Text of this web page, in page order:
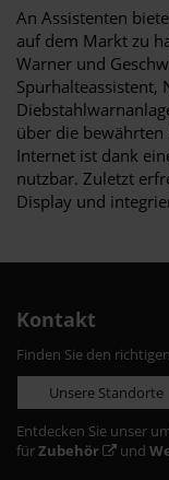
An Assistenten
auf dem Markt zu
Warner und
Spurhalteassistent,
über die
Internet ist dank
nutzbar. Zuletzt
Display und
Kontakt
Finden Sie den
Unsere Standorte
Entdecken Sie unser
fürZubehör und